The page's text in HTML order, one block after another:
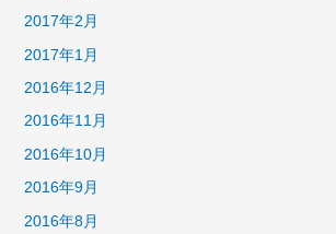
2017年2月
2017年1月
2016年12月
2016年11月
2016年10月
2016年9月
2016年8月